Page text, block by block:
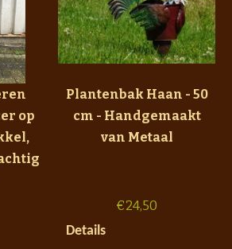
op
Plantenbak Haan - 50
cm - Handgemaakt
van Metaal
€24,50
Details